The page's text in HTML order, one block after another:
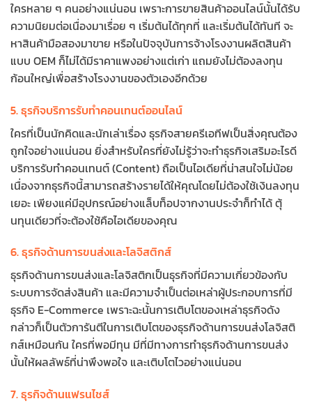
ใครหลาย ๆ คนอย่างแน่นอน เพราะการขายสินค้าออนไลน์นั้นได้รับ
ความนิยมต่อเนื่องมาเรื่อย ๆ เริ่มต้นได้ทุกที่ และเริ่มต้นได้ทันที จะ
หาสินค้ามือสองมาขาย หรือในปัจจุบันการจ้างโรงงานผลิตสินค้า
แบบ OEM ก็ไม่ได้มีราคาแพงอย่างแต่เก่า แถมยังไม่ต้องลงทุน
ก้อนใหญ่เพื่อสร้างโรงงานของตัวเองอีกด้วย
5. ธุรกิจบริการรับทำคอนเทนต์ออนไลน์
ใครที่เป็นนักคิดและนักเล่าเรื่อง ธุรกิจสายครีเอทีฟเป็นสิ่งคุณต้อง
ถูกใจอย่างแน่นอน ยิ่งสำหรับใครที่ยังไม่รู้ว่าจะทำธุรกิจเสริมอะไรดี
บริการรับทำคอนเทนต์ (Content) ถือเป็นไอเดียที่น่าสนใจไม่น้อย
เนื่องจากธุรกิจนี้สามารถสร้างรายได้ให้คุณโดยไม่ต้องใช้เงินลงทุน
เยอะ เพียงแค่มีอุปกรณ์อย่างแล็บท็อปจากงานประจำก็ทำได้ ตุ้
นทุนเดียวที่จะต้องใช้คือไอเดียของคุณ
6. ธุรกิจด้านการขนส่งและโลจิสติกส์
ธุรกิจด้านการขนส่งและโลจิสติกเป็นธุรกิจที่มีความเกี่ยวข้องกับ
ระบบการจัดส่งสินค้า และมีความจำเป็นต่อเหล่าผู้ประกอบการที่มี
ธุรกิจ E-Commerce เพราะฉะนั้นการเติบโตของเหล่าธุรกิจดัง
กล่าวก็เป็นตัวการันตีในการเติบโตของธุรกิจด้านการขนส่งโลจิสติ
กส์เหมือนกัน ใครที่พอมีทุน มีที่มีทางการทำธุรกิจด้านการขนส่ง
นั้นให้ผลลัพธ์ที่น่าพึงพอใจ และเติบโตไวอย่างแน่นอน
7. ธุรกิจด้านแฟรนไชส์